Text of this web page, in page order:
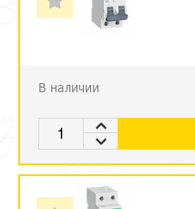
В наличии